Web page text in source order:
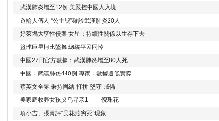
武漢肺炎增至12例 美嚴控中國人入境
遊輪人傳人 “公主號”確診武漢肺炎20人
好萊塢大亨性侵案 女星：持續性關係以生存下去
籃球巨星柯比墜機 總統平民同悼
中國27日官方數據：武漢肺炎增至80人死
中國：武漢肺炎440例 專家：數據遠低實際
蔡英文全勝 秉持團結-打拼-堅守-戒備
美家庭收养女孩义乌寻亲1—— 倪珠花
項小吉、張菁評“吴花燕穷死”现象